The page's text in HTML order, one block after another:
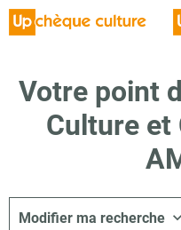
Votre point
Culture et
Modifier ma recherche